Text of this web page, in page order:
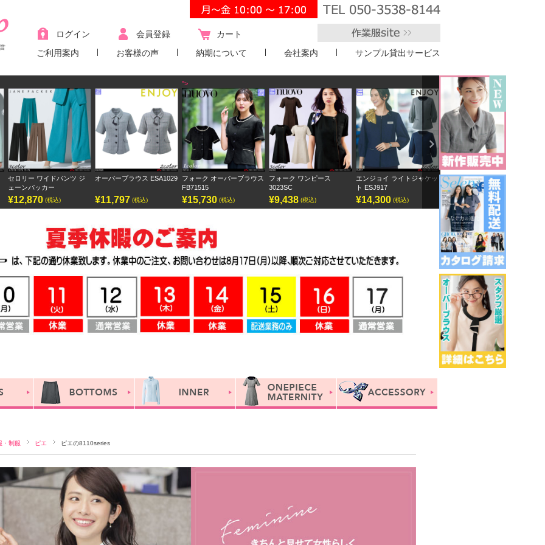
ログイン 会員登録
カート
ご利用案内
お客様の声 納期について 会社案内 サンプル貸出サービス
ジ オーバーブラウス ESA1029
¥11,797 (税込)
フォーク オーバーブラウス
¥15,730 (税込)
フォーク ワンピース
3023SC
¥9,438 (税込)
エンジョイ ライトジャケッ
ト ESJ917
¥14,300
ボンオフィス キュロット
AC3217
¥9,295 (税込)
半袖オーバーブラウス
GOBL-2602
¥12,155 (税込)
Next
・制服 ピエ ピエの8110series